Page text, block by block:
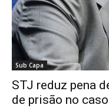
Sub Capa
STJ reduz pena
de prisão no